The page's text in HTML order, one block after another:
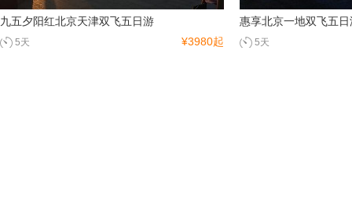
九五夕阳红北京天津双飞五日游
¥3980起
5天
惠享北京一地双飞五日
5天